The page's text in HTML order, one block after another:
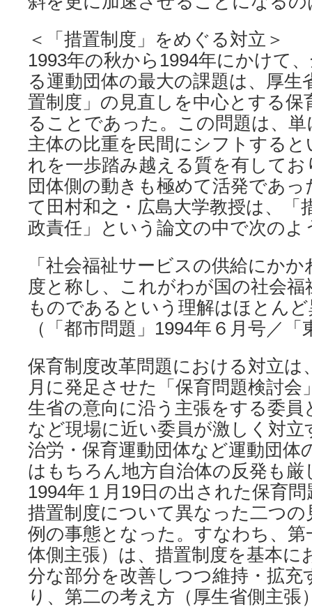
＜「措置制度」をめぐる対立＞
1993年の秋から1994年にかけて
る運動団体の最大の課題は、厚生
置制度」の見直しを中心とする保
ることであった。この問題は、
主体の比重を民間にシフトする
れを一歩踏み越える質を有して
団体側の動きも極めて活発であ
て田村和之・広島大学教授は、「
政責任」という論文の中で次の
「社会福祉サービスの供給にか
度と称し、これがわが国の社会
ものであるという理解はほとん
（「都市問題」1994年６月号／
保育制度改革問題における対立は
月に発足させた「保育問題検討会
生省の意向に沿う主張をする委員
など現場に近い委員が激しく対
治労・保育運動団体など運動団体
はもちろん地方自治体の反発も厳
1994年１月19日の出された保育
措置制度について異なった二つ
例の事態となった。すなわち、第
体側主張）は、措置制度を基本に
分な部分を改善しつつ維持・拡
り、第二の考え方（厚生省側主張